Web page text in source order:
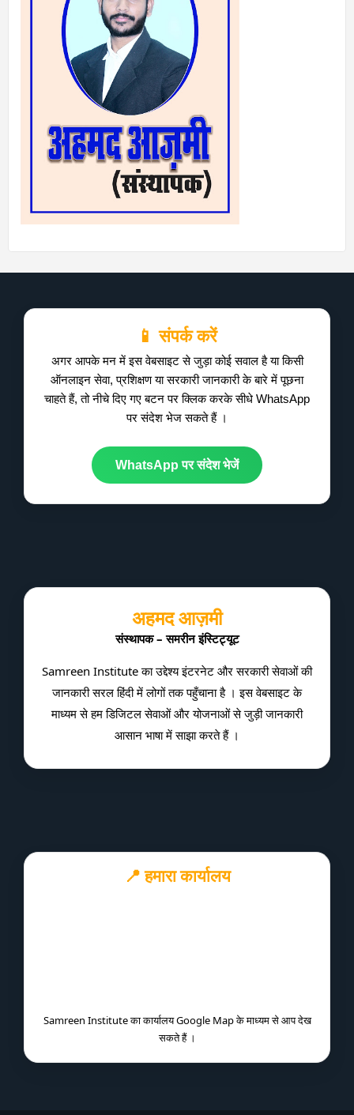
📱 संपर्क करें
अगर आपके मन में इस वेबसाइट से जुड़ा कोई सवाल है या किसी
ऑनलाइन सेवा, प्रशिक्षण या सरकारी जानकारी के बारे में पूछना
चाहते हैं, तो नीचे दिए गए बटन पर क्लिक करके सीधे WhatsApp
पर संदेश भेज सकते हैं ।
WhatsApp पर संदेश भेजें
अहमद आज़मी
संस्थापक – समरीन इंस्टिट्यूट
Samreen Institute का उद्देश्य इंटरनेट और सरकारी सेवाओं की
जानकारी सरल हिंदी में लोगों तक पहुँचाना है । इस वेबसाइट के
माध्यम से हम डिजिटल सेवाओं और योजनाओं से जुड़ी जानकारी
आसान भाषा में साझा करते हैं ।
📍 हमारा कार्यालय
Samreen Institute का कार्यालय Google Map के माध्यम से आप देख
सकते हैं ।